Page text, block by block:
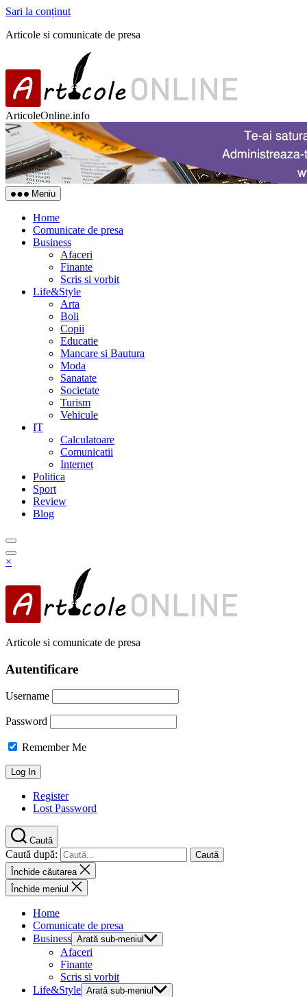
Sari la conținut
Articole si comunicate de presa
ArticoleOnline.info
Meniu
Home
Comunicate de presa
Business
Afaceri
Finante
Scris si vorbit
Life&Style
Arta
Boli
Copii
Educatie
Mancare si Bautura
Moda
Sanatate
Societate
Turism
Vehicule
IT
Calculatoare
Comunicatii
Internet
Politica
Sport
Review
Blog
×
Articole si comunicate de presa
Autentificare
Username
Password
Remember Me
Register
Lost Password
Caută
Caută după:
Închide căutarea
Închide meniul
Home
Comunicate de presa
Business Arată sub-meniul
Afaceri
Finante
Scris si vorbit
Life&Style Arată sub-meniul